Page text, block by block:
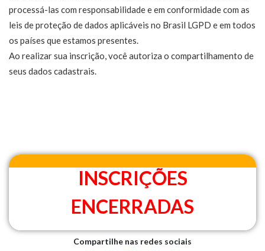
processá-las com responsabilidade e em conformidade com as
leis de proteção de dados aplicáveis no Brasil LGPD e em todos
os países que estamos presentes.
Ao realizar sua inscrição, você autoriza o compartilhamento de
seus dados cadastrais.
INSCRIÇÕES
ENCERRADAS
Compartilhe nas redes sociais